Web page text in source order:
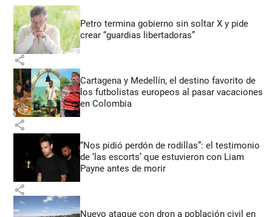
Petro termina gobierno sin soltar X y pide
crear “guardias libertadoras”
share
Cartagena y Medellín, el destino favorito de
los futbolistas europeos al pasar vacaciones
en Colombia
share
“Nos pidió perdón de rodillas”: el testimonio
de ‘las escorts’ que estuvieron con Liam
Payne antes de morir
share
Nuevo ataque con dron a población civil en